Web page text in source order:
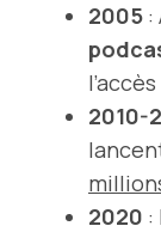
2005 :
2010-
2020 :